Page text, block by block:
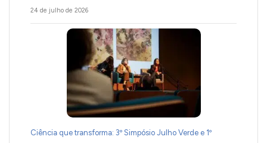
24 de julho de 2026
Ciência que transforma: 3º Simpósio Julho Verde e 1º